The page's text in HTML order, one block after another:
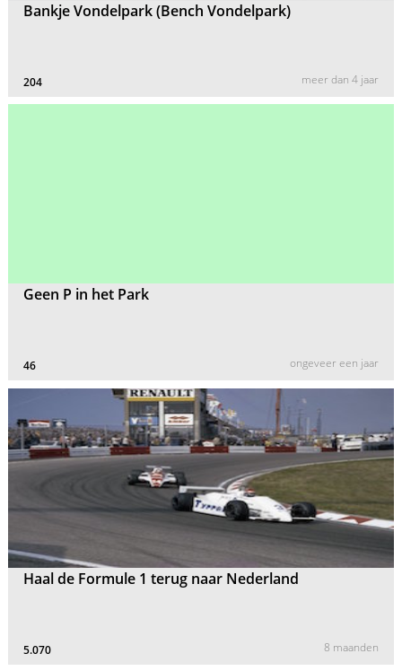
Bankje Vondelpark (Bench Vondelpark)
204 meer dan 4 jaar
Geen P in het Park
46 ongeveer een jaar
Haal de Formule 1 terug naar Nederland
5.070 8 maanden